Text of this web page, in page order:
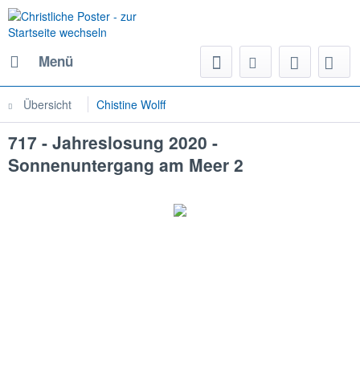
Menü
Übersicht Chistine Wolff
717 - Jahreslosung 2020 -
Sonnenuntergang am Meer 2